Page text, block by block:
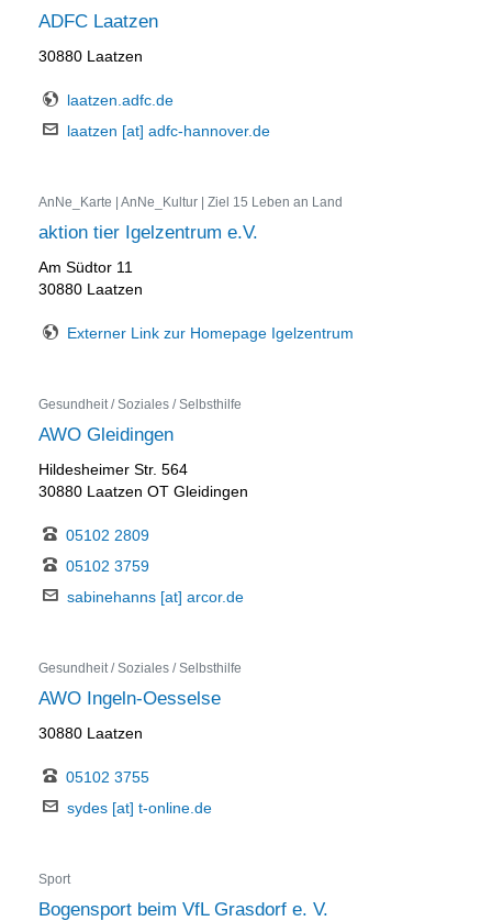
ADFC Laatzen
30880 Laatzen
laatzen.adfc.de
laatzen [at] adfc-hannover.de
AnNe_Karte | AnNe_Kultur | Ziel 15 Leben an Land
aktion tier Igelzentrum e.V.
Am Südtor 11
30880 Laatzen
Externer Link zur Homepage Igelzentrum
Gesundheit / Soziales / Selbsthilfe
AWO Gleidingen
Hildesheimer Str. 564
30880 Laatzen OT Gleidingen
05102 2809
05102 3759
sabinehanns [at] arcor.de
Gesundheit / Soziales / Selbsthilfe
AWO Ingeln-Oesselse
30880 Laatzen
05102 3755
sydes [at] t-online.de
Sport
Bogensport beim VfL Grasdorf e. V.